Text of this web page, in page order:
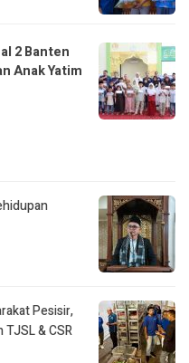
2 Banten
Anak Yatim
Pesisir,
& CSR